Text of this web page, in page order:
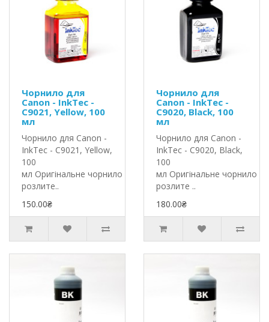
Чорнило для
Canon - InkTec -
C9021, Yellow, 100
мл
Чорнило для Canon -
InkTec - C9021, Yellow,
100
мл Оригінальне чорнило InkTec
розлите..
150.00₴
Чорнило для
Canon - InkTec -
C9020, Black, 100
мл
Чорнило для Canon -
InkTec - C9020, Black,
100
мл Оригінальне чорнило
розлите ..
180.00₴